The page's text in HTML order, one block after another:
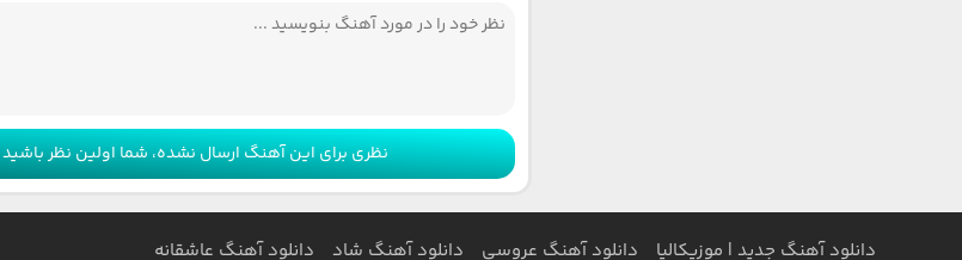
نظری برای این آهنگ ارسال نشده، شما اولین نظر باشید
دانلود آهنگ جدید | موزیکالیا دانلود آهنگ عروسی دانلود آهنگ شاد دانلود آهنگ عاشقانه